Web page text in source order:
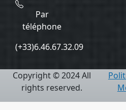
Par
téléphone
(+33)6.46.67.32.09
Copyright © 2024 All
rights reserved.